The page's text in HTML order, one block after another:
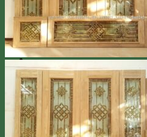
Line
โทร 0918598786